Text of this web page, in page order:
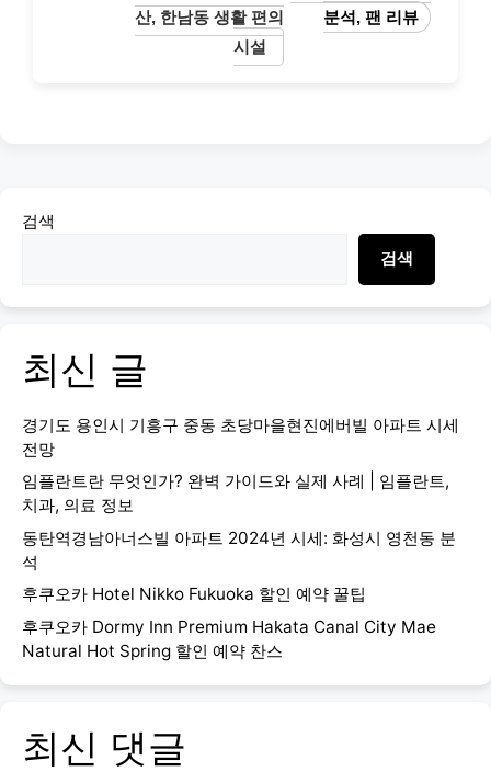
산, 한남동 생활 편의
시설
분석, 팬 리뷰
검색
검색
최신 글
경기도 용인시 기흥구 중동 초당마을현진에버빌 아파트 시세
전망
임플란트란 무엇인가? 완벽 가이드와 실제 사례 | 임플란트,
치과, 의료 정보
동탄역경남아너스빌 아파트 2024년 시세: 화성시 영천동 분
석
후쿠오카 Hotel Nikko Fukuoka 할인 예약 꿀팁
후쿠오카 Dormy Inn Premium Hakata Canal City Mae
Natural Hot Spring 할인 예약 찬스
최신 댓글